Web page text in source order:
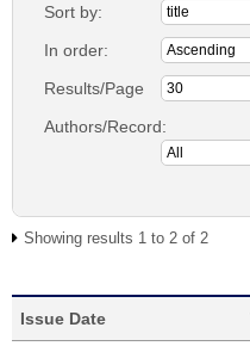
Sort by:
In order:
Results/Page
Authors/Record:
Showing results 1 to 2 of 2
Issue Date